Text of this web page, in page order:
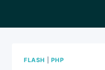
FLASH PHP